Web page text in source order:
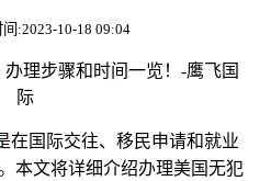
:2023-10-18 09:04
在国际交往、移民申请和就业
本文将详细介绍办理美国无犯